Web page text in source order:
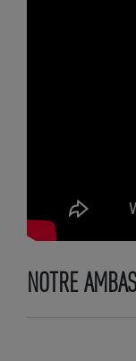
NOTRE